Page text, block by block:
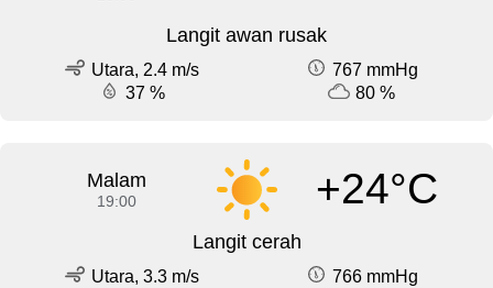
Langit awan rusak
Utara, 2.4 m/s
767 mmHg
37 %
80 %
Malam
19:00 +24°C
Langit cerah
Utara, 3.3 m/s
766 mmHg